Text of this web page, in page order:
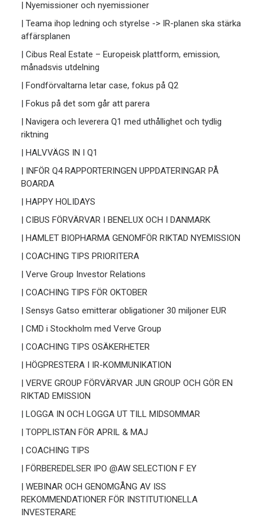
| Nyemissioner och nyemissioner
| Teama ihop ledning och styrelse -> IR-planen ska stärka
affärsplanen
| Cibus Real Estate – Europeisk plattform, emission,
månadsvis utdelning
| Fondförvaltarna letar case, fokus på Q2
| Fokus på det som går att parera
| Navigera och leverera Q1 med uthållighet och tydlig
riktning
| HALVVÄGS IN I Q1
| INFÖR Q4 RAPPORTERINGEN UPPDATERINGAR PÅ
BOARDA
| HAPPY HOLIDAYS
| CIBUS FÖRVÄRVAR I BENELUX OCH I DANMARK
| HAMLET BIOPHARMA GENOMFÖR RIKTAD NYEMISSION
| COACHING TIPS PRIORITERA
| Verve Group Investor Relations
| COACHING TIPS FÖR OKTOBER
| Sensys Gatso emitterar obligationer 30 miljoner EUR
| CMD i Stockholm med Verve Group
| COACHING TIPS OSÄKERHETER
| HÖGPRESTERA I IR-KOMMUNIKATION
| VERVE GROUP FÖRVÄRVAR JUN GROUP OCH GÖR EN
RIKTAD EMISSION
| LOGGA IN OCH LOGGA UT TILL MIDSOMMAR
| TOPPLISTAN FÖR APRIL & MAJ
| COACHING TIPS
| FÖRBEREDELSER IPO @AW SELECTION F EY
| WEBINAR OCH GENOMGÅNG AV ISS
REKOMMENDATIONER FÖR INSTITUTIONELLA
INVESTERARE